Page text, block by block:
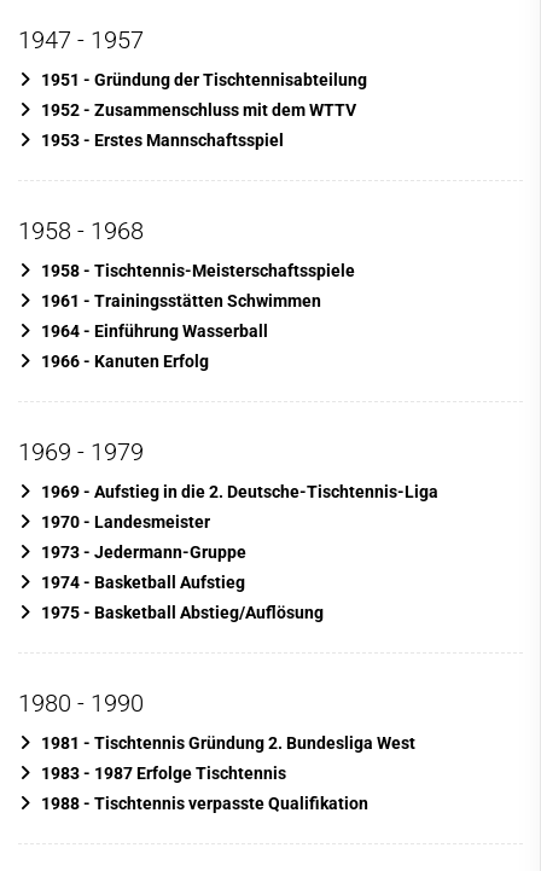
1947 - 1957
1951 - Gründung der Tischtennisabteilung
1952 - Zusammenschluss mit dem WTTV
1953 - Erstes Mannschaftsspiel
1958 - 1968
1958 - Tischtennis-Meisterschaftsspiele
1961 - Trainingsstätten Schwimmen
1964 - Einführung Wasserball
1966 - Kanuten Erfolg
1969 - 1979
1969 - Aufstieg in die 2. Deutsche-Tischtennis-Liga
1970 - Landesmeister
1973 - Jedermann-Gruppe
1974 - Basketball Aufstieg
1975 - Basketball Abstieg/Auflösung
1980 - 1990
1981 - Tischtennis Gründung 2. Bundesliga West
1983 - 1987 Erfolge Tischtennis
1988 - Tischtennis verpasste Qualifikation